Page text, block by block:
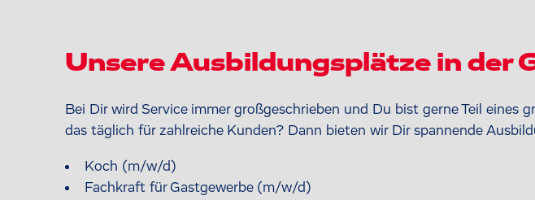
Unsere Ausbildungsplätze in der
Bei Dir wird Service immer großgeschrieben und Du bist gerne Teil
das täglich für zahlreiche Kunden? Dann bieten wir Dir spannende
Koch (m/w/d)
Fachkraft für Gastgewerbe (m/w/d)